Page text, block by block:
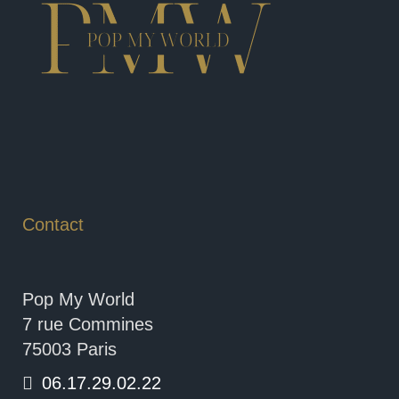
Contact
Pop My World
7 rue Commines
75003 Paris
06.17.29.02.22